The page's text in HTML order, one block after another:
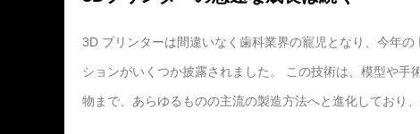
3D プリンターは間違いなく歯科業界の寵児となり、今年
ションがいくつか披露されました。 この技術は、模型や
物まで、あらゆるものの主流の製造方法へと進化しており